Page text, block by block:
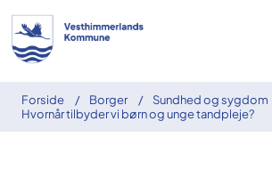
Forside Borger Sundhed og sygdom
Hvornår tilbyder vi børn og unge tandpleje?